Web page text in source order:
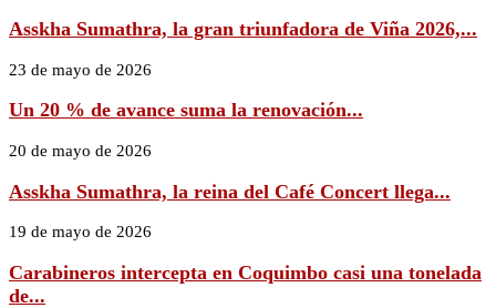
Asskha Sumathra, la gran triunfadora de Viña 2026,...
23 de mayo de 2026
Un 20 % de avance suma la renovación...
20 de mayo de 2026
Asskha Sumathra, la reina del Café Concert llega...
19 de mayo de 2026
Carabineros intercepta en Coquimbo casi una tonelada
de...